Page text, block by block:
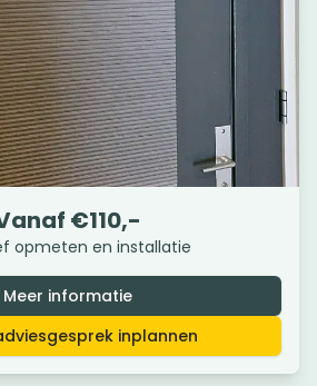
(100%). Extra isolerend dankzij
€110,-
opmeten en installatie
Meer informatie
inplannen